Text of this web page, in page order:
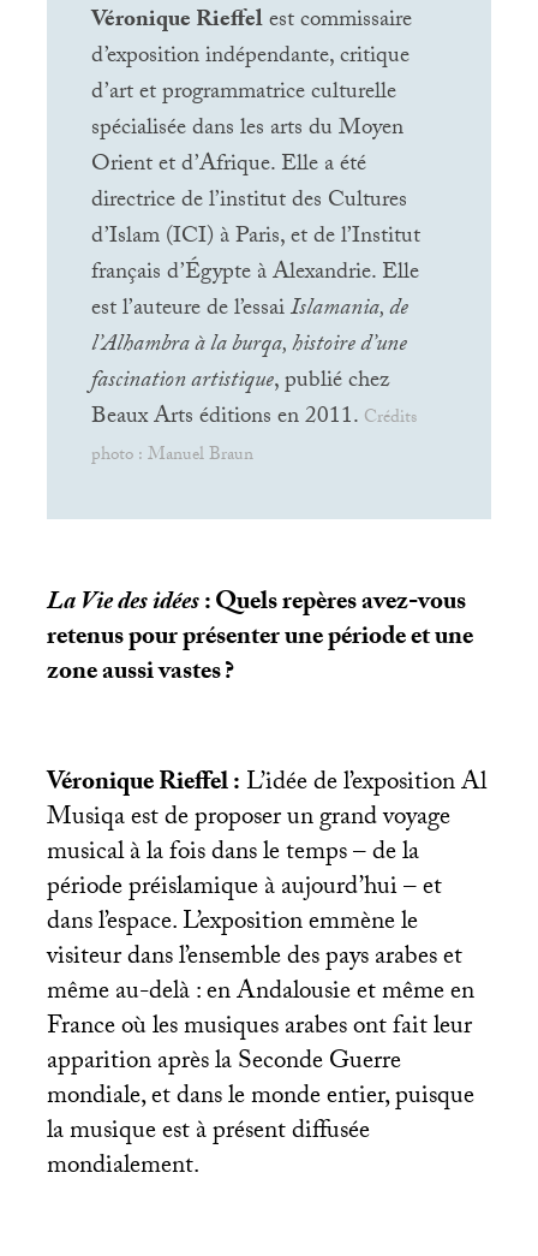
Véronique Rieffelest commissaire
d’exposition indépendante, critique
d’art et programmatrice culturelle
spécialisée dans les arts du Moyen
Orient et d’Afrique. Elle a été
directrice de l’institut des Cultures
d’Islam (ICI) à Paris, et de l’Institut
français d’Égypte à Alexandrie. Elle
est l’auteure de l’essaiIslamania, de
l’Alhambra à la burqa, histoire d’une
fascination artistique, publié chez
Beaux Arts éditions en 2011. Crédits
photo : Manuel Braun
La Vie des idées: Quels repères avez-vous
retenus pour présenter une période et une
zone aussi vastes?
Véronique Rieffel :L’idée de l’exposition Al
Musiqa est de proposer un grand voyage
musical à la fois dans le temps – de la
période préislamique à aujourd’hui – et
dans l’espace. L’exposition emmène le
visiteur dans l’ensemble des pays arabes et
même au-delà : en Andalousie et même en
France où les musiques arabes ont fait leur
apparition après la Seconde Guerre
mondiale, et dans le monde entier, puisque
la musique est à présent diffusée
mondialement.